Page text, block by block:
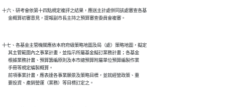
十六、研考會依第十四點規定複評之結果，應送主計處併同該處審查各基
十七、各基金主管機關應依本府府級策略地圖及局（處）策略地圖，擬定
      其主管範圍內之事業計畫，並指示所屬基金擬訂業務計畫；各基金
      根據業務計畫、預算籌編原則及本市總預算附屬單位預算編製作業
      手冊等規定編製概算。
      前項事業計畫，應表達各事業願景及策略目標，並就經營政策、重